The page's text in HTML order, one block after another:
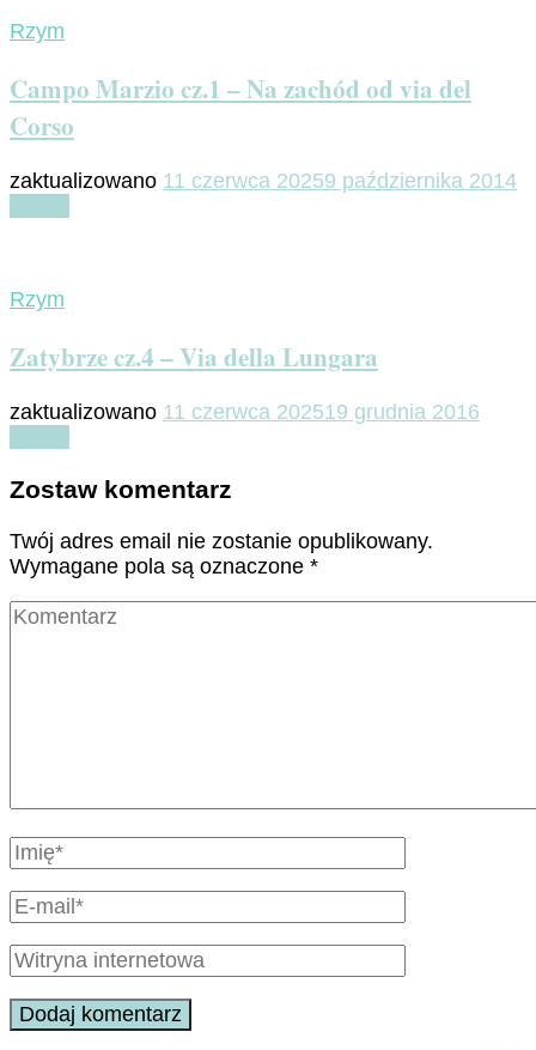
Rzym
Campo Marzio cz.1 – Na zachód od via del
Corso
zaktualizowano 11 czerwca 20259 października 2014
Rzym
Zatybrze cz.4 – Via della Lungara
zaktualizowano 11 czerwca 202519 grudnia 2016
Zostaw komentarz
Twój adres email nie zostanie opublikowany.
Wymagane pola są oznaczone *